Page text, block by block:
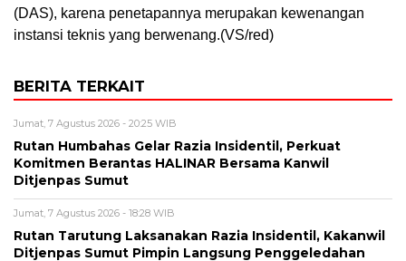
(DAS), karena penetapannya merupakan kewenangan
instansi teknis yang berwenang.(VS/red)
BERITA TERKAIT
Jumat, 7 Agustus 2026 - 20:25 WIB
Rutan Humbahas Gelar Razia Insidentil, Perkuat
Komitmen Berantas HALINAR Bersama Kanwil
Ditjenpas Sumut
Jumat, 7 Agustus 2026 - 18:28 WIB
Rutan Tarutung Laksanakan Razia Insidentil, Kakanwil
Ditjenpas Sumut Pimpin Langsung Penggeledahan